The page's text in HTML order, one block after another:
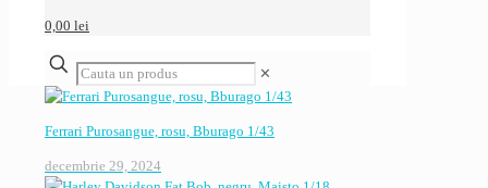
0,00 lei
✕
Ferrari Purosangue, rosu, Bburago 1/43
decembrie 29, 2024